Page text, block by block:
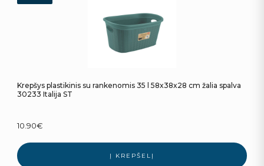
Krepšys plastikinis su rankenomis 35 l 58x38x28 cm žalia spalva
30233 Italija ST
10.90€
Į KREPŠELĮ